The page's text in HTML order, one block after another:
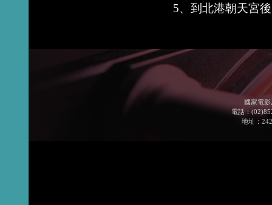
5、到北港朝天宮
國家電
電話：
地址：